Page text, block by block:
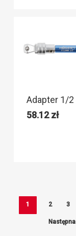
Adapter 1/2
58.12zł
1 2 3
Następna